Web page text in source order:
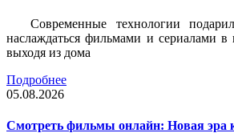
Современные технологии
наслаждаться фильмами и сериалами в
выходя из дома
Подробнее
05.08.2026
Смотреть фильмы онлайн: Новая эра